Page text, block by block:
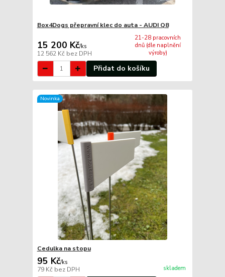
Box4Dogs přepravní klec do auta - AUDI Q8
15 200 Kč/ks
12 562 Kč bez DPH
21-28 pracovních
dnů (dle naplnění
výroby)
Přidat do košíku
Novinka
Cedulka na stopu
95 Kč/ks
79 Kč bez DPH skladem